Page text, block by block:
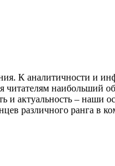
К аналитичности и
читателям наибольший
и актуальность – наши
различного ранга в